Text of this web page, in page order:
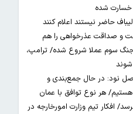
خسارت شده
حاضر نیستند اعلام کنند
و صداقت عذرخواهی را هم
جنگ سوم عملا شروع شده/ ترامپ،
شوند
نود: در حال جمع‌بندی و
هر نوع توافق با عمان
افکار تیم وزارت امورخارجه در